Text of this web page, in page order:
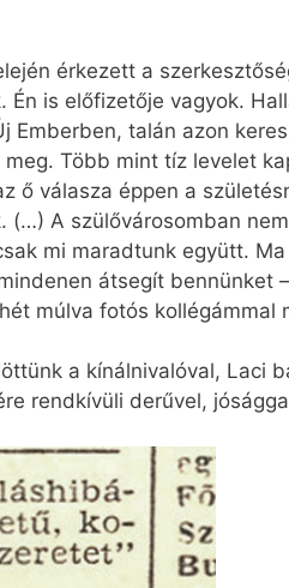
érkezett a
is előfizetője vagyok.
talán azon
Több mint tíz levelet
ő válasza éppen a
A szülővárosomban
mi maradtunk együtt.
átsegít bennünket
múlva fotós kollégámmal
a kínálnivalóval, Laci
rendkívüli derűvel,